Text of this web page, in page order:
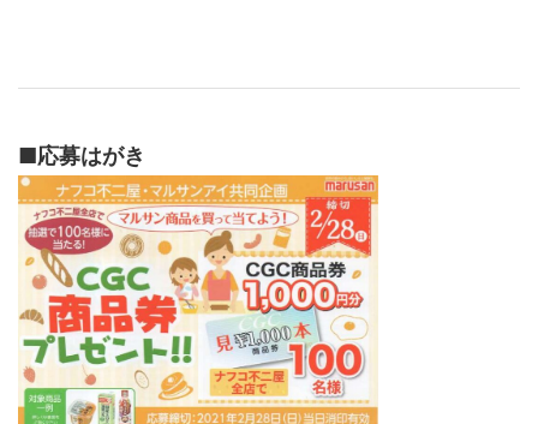
■応募はがき